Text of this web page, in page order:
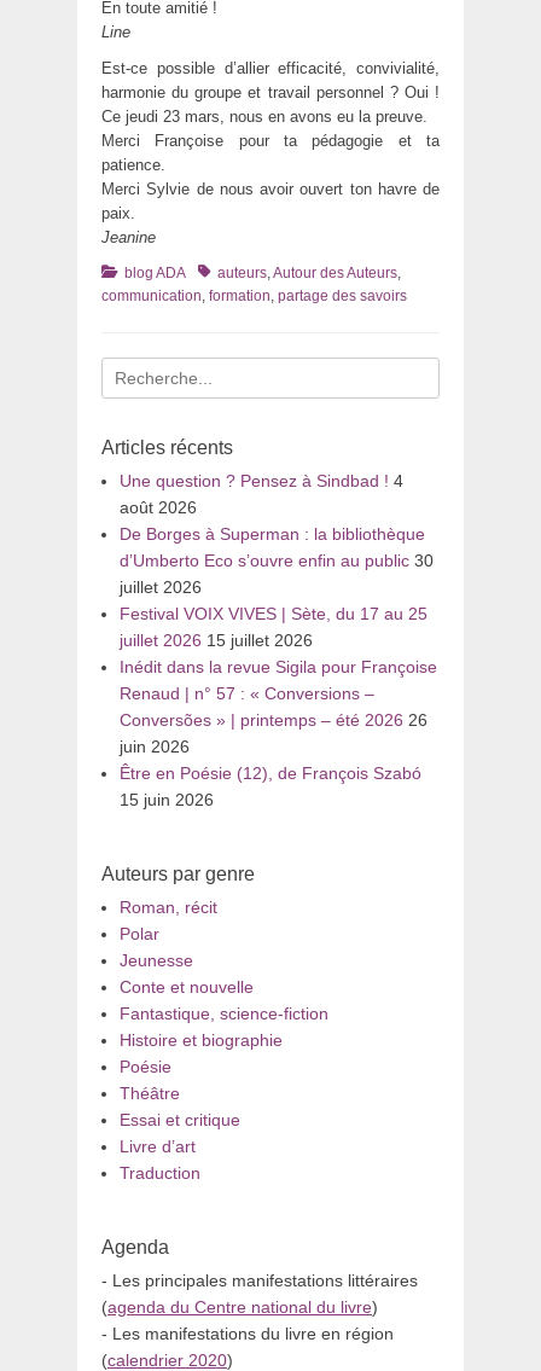
En toute amitié !
Line
Est-ce possible d’allier efficacité, convivialité,
harmonie du groupe et travail personnel ? Oui !
Ce jeudi 23 mars, nous en avons eu la preuve.
Merci Françoise pour ta pédagogie et ta
patience.
Merci Sylvie de nous avoir ouvert ton havre de
paix.
Jeanine
Catégories
blog ADA Tagsauteurs,Autour des Auteurs,
communication, formation, partage des savoirs
Recherche
pour
Articles récents
Une question ? Pensez à Sindbad ! 4
août 2026
De Borges à Superman : la bibliothèque
d’Umberto Eco s’ouvre enfin au public 30
juillet 2026
Festival VOIX VIVES | Sète, du 17 au 25
juillet 2026 15 juillet 2026
Inédit dans la revue Sigila pour Françoise
Renaud | n° 57 : « Conversions –
Conversões » | printemps – été 2026 26
juin 2026
Être en Poésie (12), de François Szabó
15 juin 2026
Auteurs par genre
Roman, récit
Polar
Jeunesse
Conte et nouvelle
Fantastique, science-fiction
Histoire et biographie
Poésie
Théâtre
Essai et critique
Livre d’art
Traduction
Agenda
- Les principales manifestations littéraires
(agenda du Centre national du livre)
- Les manifestations du livre en région
(calendrier 2020)